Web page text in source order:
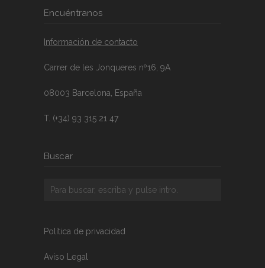
Encuéntranos
Información de contacto
Carrer de les Jonqueres nº16, 9A
08003 Barcelona, España
T. (+34) 93 315 21 47
Buscar
Política de privacidad
Aviso Legal